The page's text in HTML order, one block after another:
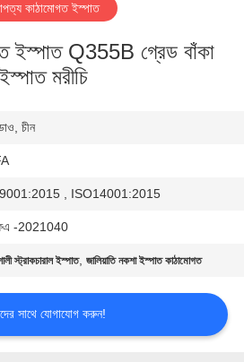
কাঠামোগত ইস্পাত
ইস্পাত Q355B গ্রেড বাঁকা
মরীচি
চীন
, ISO14001:2015
-2021040
স্ট্রাকচারাল ইস্পাত,জালিয়াতি নকশা ইস্পাত কাঠামোগত
সাথে যোগাযোগ করুন!